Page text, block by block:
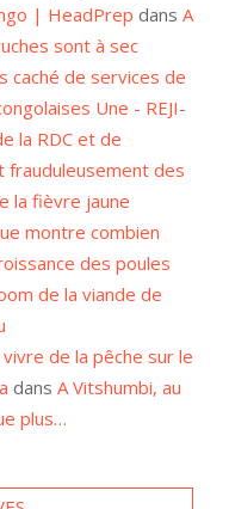
| HeadPrep dans A
sont à sec
caché de services de
Une - REJI-
la RDC et de
frauduleusement des
la fièvre jaune
montre combien
des poules
de la viande de
de la pêche sur le
dans A Vitshumbi, au
plus…